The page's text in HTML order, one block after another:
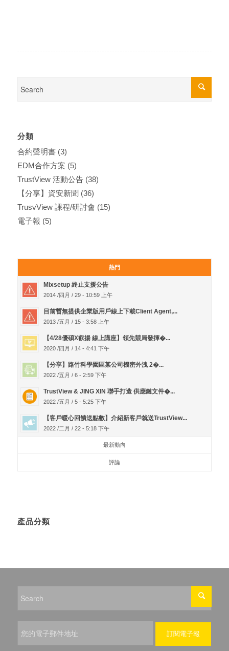
分類
合約聲明書(3)
EDM合作方案 (5)
TrustView 活動公告(38)
【分享】資安新聞 (36)
TrusvView 課程/研討會 (15)
電子報 (5)
熱門
Mixsetup 終止支援公告
2014 /四月 / 29 - 10:59 上午
目前暫無提供企業版用戶線上下載Client Agent,...
2013 /五月 / 15 - 3:58 上午
【4/28優碩X叡揚 線上講座】領先競局發揮�...
2020 /四月 / 14 - 4:41 下午
【分享】路竹科學園區某公司機密外洩 2�...
2022 /五月 / 6 - 2:59 下午
TrustView & JING XIN 聯手打造 供應鏈文件�...
2022 /五月 / 5 - 5:25 下午
【客戶暖心回饋送點數】介紹新客戶就送TrustView...
2022 /二月 / 22 - 5:18 下午
最新動向
評論
產品分類